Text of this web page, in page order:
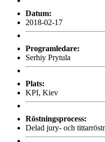
Datum:
2018-02-17
Programledare:
Serhiy Prytula
Plats:
KPI, Kiev
Röstningsprocess:
Delad jury- och